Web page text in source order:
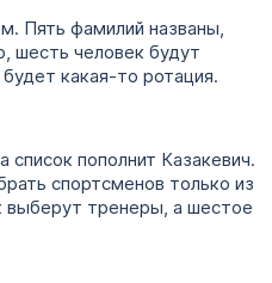
Пять фамилий названы,
шесть человек будут
какая-то ротация.
пополнит Казакевич.
спортсменов только из
выберут тренеры, а шестое